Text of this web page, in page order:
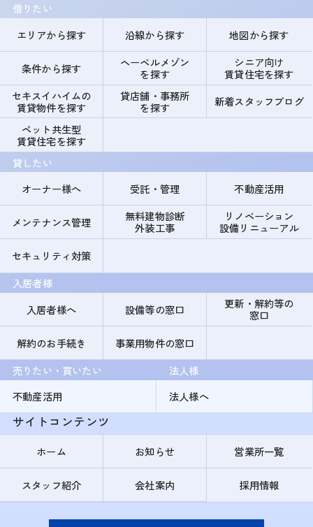
借りたい
エリアから探す
沿線から探す 地図から探す
条件から探す
ヘーベルメゾン
を探す
シニア向け
賃貸住宅を探す
セキスイハイムの
賃貸物件を探す
貸店舗・事務所
を探す
新着スタッフブログ
ペット共生型
賃貸住宅を探す
貸したい
オーナー様へ
受託・管理 不動産活用
メンテナンス管理
無料建物診断
外装工事
リノベーション
設備リニューアル
セキュリティ対策
入居者様
入居者様へ
設備等の窓口
更新・解約等の
窓口
解約のお手続き
事業用物件の窓口
売りたい・買いたい
不動産活用
法人様
法人様へ
サイトコンテンツ
ホーム お知らせ 営業所一覧
スタッフ紹介 会社案内 採用情報